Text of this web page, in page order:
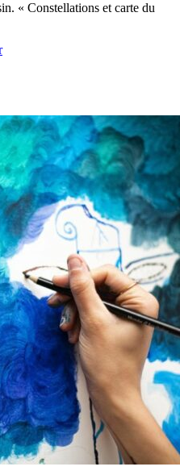
« Constellations et carte du